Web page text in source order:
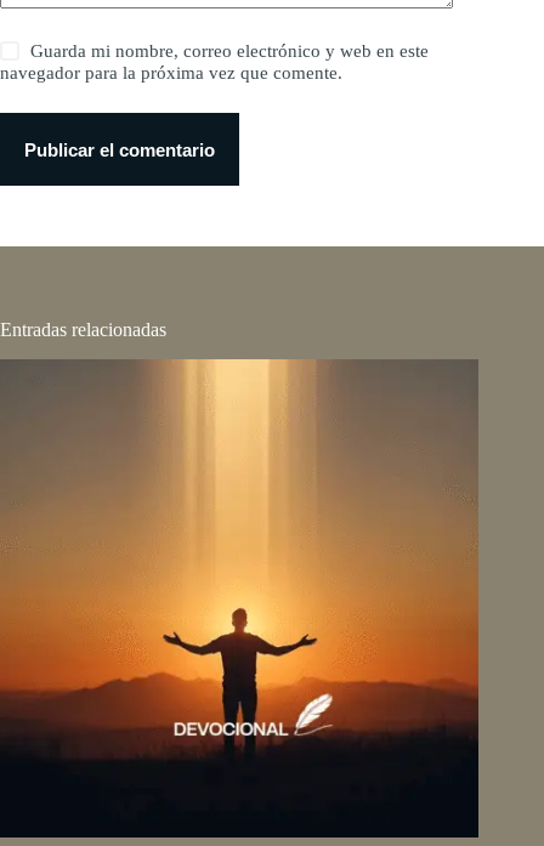
Guarda mi nombre, correo electrónico y web en este
navegador para la próxima vez que comente.
Publicar el comentario
Entradas relacionadas